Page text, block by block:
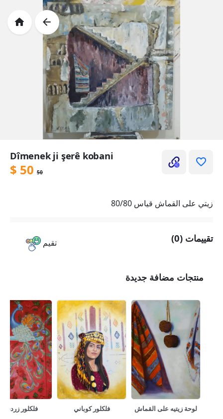
Dîmenek ji şerê kobani
$ 50 50
زيتي على القماش قياس 80/80
تقيم تقييمات (0)
منتجات مضافة جديدة
لوحة زيتيه على القماش فلكلور كوباني فلكلور